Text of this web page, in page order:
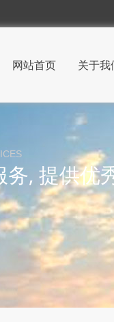
网站首页 关于我
, 提供优